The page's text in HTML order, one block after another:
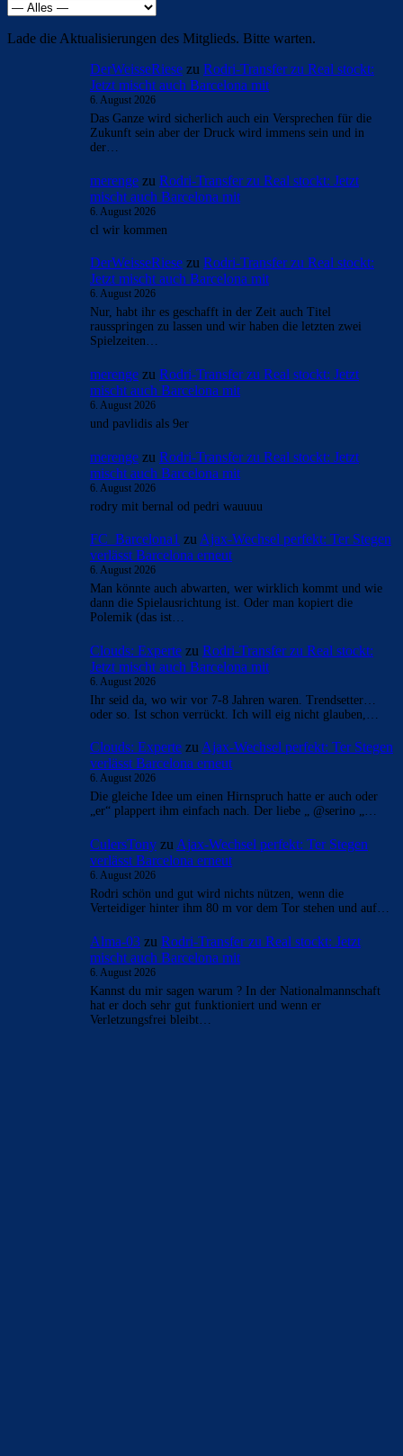
Lade die Aktualisierungen des Mitglieds. Bitte warten.
DerWeisseRiese zu Rodri-Transfer zu Real stockt:
Jetzt mischt auch Barcelona mit
6. August 2026
Das Ganze wird sicherlich auch ein Versprechen für die
Zukunft sein aber der Druck wird immens sein und in
der…
merenge zu Rodri-Transfer zu Real stockt: Jetzt
mischt auch Barcelona mit
6. August 2026
cl wir kommen
DerWeisseRiese zu Rodri-Transfer zu Real stockt:
Jetzt mischt auch Barcelona mit
6. August 2026
Nur, habt ihr es geschafft in der Zeit auch Titel
rausspringen zu lassen und wir haben die letzten zwei
Spielzeiten…
merenge zu Rodri-Transfer zu Real stockt: Jetzt
mischt auch Barcelona mit
6. August 2026
und pavlidis als 9er
merenge zu Rodri-Transfer zu Real stockt: Jetzt
mischt auch Barcelona mit
6. August 2026
rodry mit bernal od pedri wauuuu
FC_Barcelona1 zu Ajax-Wechsel perfekt: Ter Stegen
verlässt Barcelona erneut
6. August 2026
Man könnte auch abwarten, wer wirklich kommt und wie
dann die Spielausrichtung ist. Oder man kopiert die
Polemik (das ist…
Clouds: Experte zu Rodri-Transfer zu Real stockt:
Jetzt mischt auch Barcelona mit
6. August 2026
Ihr seid da, wo wir vor 7-8 Jahren waren. Trendsetter…
oder so. Ist schon verrückt. Ich will eig nicht glauben,…
Clouds: Experte zuAjax-Wechsel perfekt: Ter Stegen
verlässt Barcelona erneut
6. August 2026
Die gleiche Idee um einen Hirnspruch hatte er auch oder
„er“ plappert ihm einfach nach. Der liebe „ @serino „…
CulersTony zu Ajax-Wechsel perfekt: Ter Stegen
verlässt Barcelona erneut
6. August 2026
Rodri schön und gut wird nichts nützen, wenn die
Verteidiger hinter ihm 80 m vor dem Tor stehen und auf…
Alma-03 zu Rodri-Transfer zu Real stockt: Jetzt
mischt auch Barcelona mit
6. August 2026
Kannst du mir sagen warum ? In der Nationalmannschaft
hat er doch sehr gut funktioniert und wenn er
Verletzungsfrei bleibt…